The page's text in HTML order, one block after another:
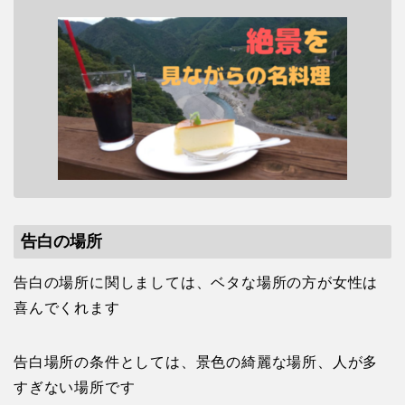
告白の場所
告白の場所に関しましては、ベタな場所の方が女性は
喜んでくれます
告白場所の条件としては、景色の綺麗な場所、人が多
すぎない場所です